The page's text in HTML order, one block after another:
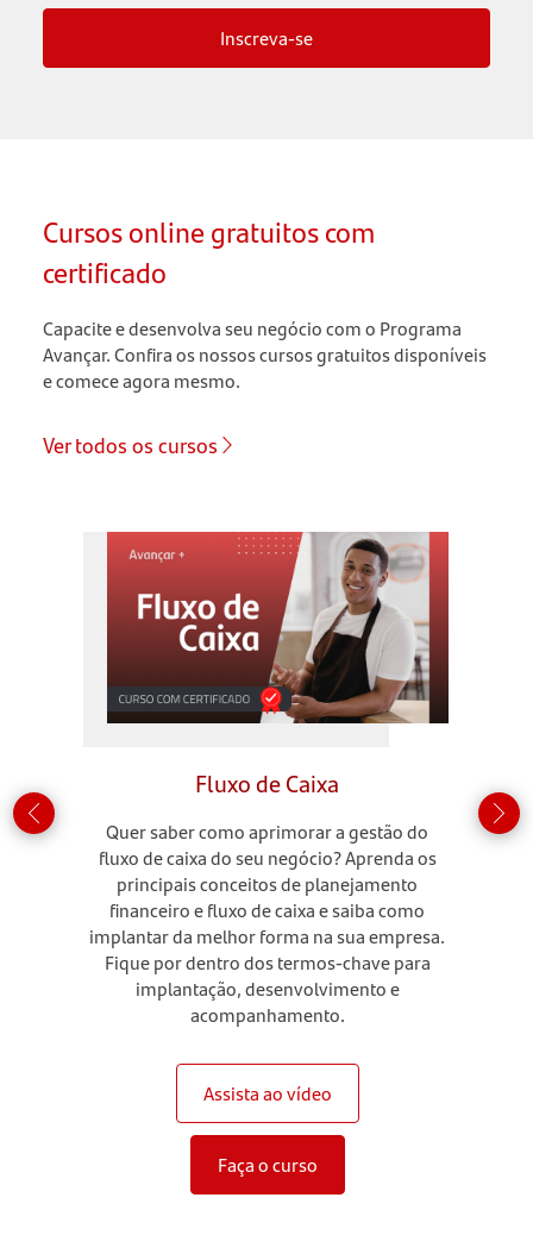
Inscreva-se
Cursos online gratuitos com
certificado
Capacite e desenvolva seu negócio com o Programa
Avançar. Confira os nossos cursos gratuitos disponíveis
e comece agora mesmo.
Ver todos os cursos
Fluxo de Caixa
Quer saber como aprimorar a gestão do
fluxo de caixa do seu negócio? Aprenda os
principais conceitos de planejamento
financeiro e fluxo de caixa e saiba como
implantar da melhor forma na sua empresa.
Fique por dentro dos termos-chave para
implantação, desenvolvimento e
acompanhamento.
Assista ao vídeo
Faça o curso